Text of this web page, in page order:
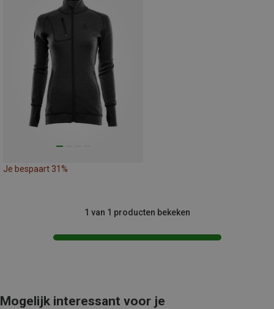
Je bespaart 31%
1 van 1 producten bekeken
Mogelijk interessant voor je